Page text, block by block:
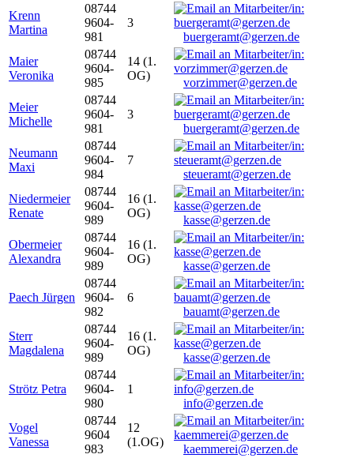
Krenn
Martina
08744
9604-
981
3
buergeramt@gerzen.de
Maier
Veronika
08744
9604-
985
14 (1.
OG)
vorzimmer@gerzen.de
Meier
Michelle
08744
9604-
981
3
buergeramt@gerzen.de
Neumann
Maxi
08744
9604-
984
7
steueramt@gerzen.de
Niedermeier
Renate
08744
9604-
989
16 (1.
OG)
kasse@gerzen.de
Obermeier
Alexandra
08744
9604-
989
16 (1.
OG)
kasse@gerzen.de
Paech Jürgen
08744
9604-
982
6
bauamt@gerzen.de
Sterr
Magdalena
08744
9604-
989
16 (1.
OG)
kasse@gerzen.de
Strötz Petra
08744
9604-
980
1
info@gerzen.de
Vogel
Vanessa
08744
9604
983
12
(1.OG)
kaemmerei@gerzen.de